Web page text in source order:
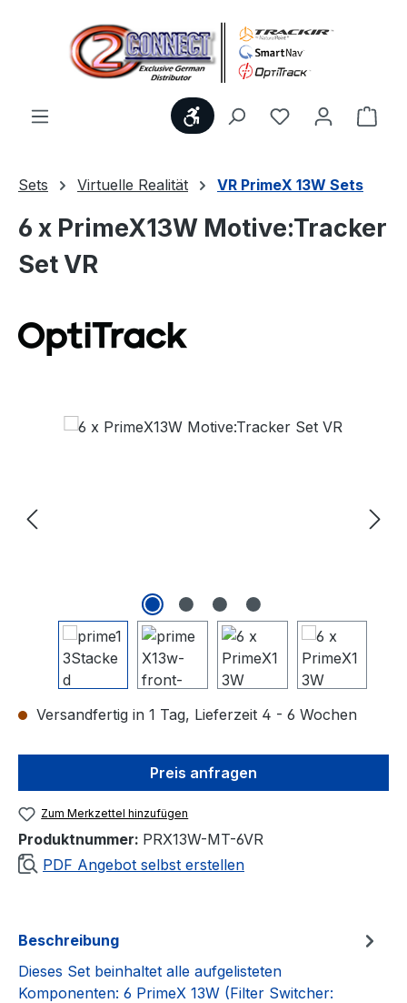
Zum Hauptinhalt springen
Werkzeugleiste anzeigen
Du hast 0
Sets Virtuelle Realität VR PrimeX 13W Sets
6 x PrimeX13W Motive:Tracker
Set VR
Versandfertig in 1 Tag, Lieferzeit 4 - 6 Wochen
Preis anfragen
Zum Merkzettel hinzufügen
Produktnummer: PRX13W-MT-6VR
PDF Angebot selbst erstellen
Beschreibung
Dieses Set beinhaltet alle aufgelisteten
Komponenten: 6 PrimeX 13W (Filter Switcher: